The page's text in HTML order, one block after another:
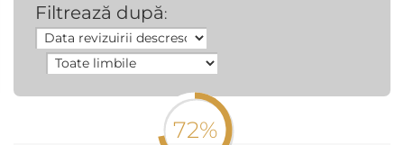
Filtrează după:
72%